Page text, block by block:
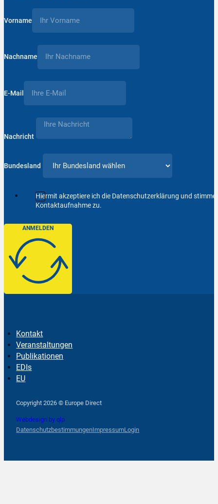
Vorname
Nachname
E-Mail
Nachricht
Bundesland
Hiermit akzeptiere ich die Datenschutzerklärung und
Kontaktaufnahme zu.
ANMELDEN
Kontakt
Veranstaltungen
Publikationen
EDIs
EU
Copyright 2026 © Europe Direct
Webdesign by qlp
DatenschutzbestimmungenImpressumLogin